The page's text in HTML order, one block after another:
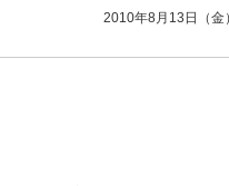
2010年8月13日（金）